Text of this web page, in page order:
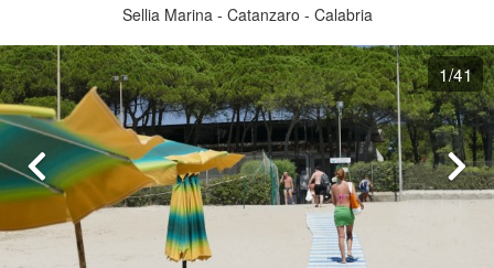
Sellia Marina - Catanzaro - Calabria
1/41